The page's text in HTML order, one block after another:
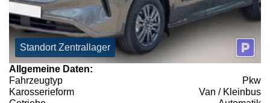
Standort Zentrallager
Allgemeine Daten:
Fahrzeugtyp
Pkw
Karosserieform
Van / Kleinbus